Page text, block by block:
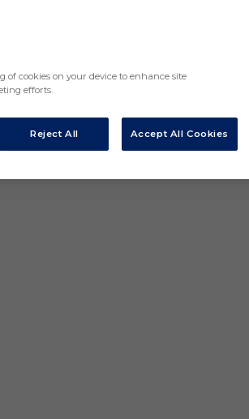
of cookies on your device to enhance site
efforts.
Reject All Accept All Cookies